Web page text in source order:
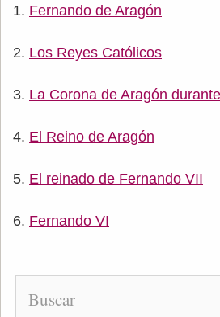
Fernando de Aragón
Los Reyes Católicos
La Corona de Aragón
El Reino de Aragón
El reinado de Fernando VII
Fernando VI
Buscar